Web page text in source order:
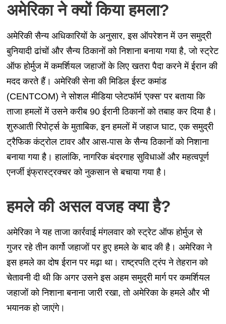
अमेरिका ने क्यों किया हमला?
अमेरिकी सैन्य अधिकारियों के अनुसार, इस ऑपरेशन में उन समुद्री
बुनियादी ढांचों और सैन्य ठिकानों को निशाना बनाया गया है, जो स्ट्रेट
ऑफ होर्मुज में कमर्शियल जहाजों के लिए खतरा पैदा करने में ईरान की
मदद करते हैं। अमेरिकी सेना की मिडिल ईस्ट कमांड
(CENTCOM) ने सोशल मीडिया प्लेटफॉर्म 'एक्स' पर बताया कि
ताजा हमलों में उसने करीब 90 ईरानी ठिकानों को तबाह कर दिया है।
शुरुआती रिपोर्ट्स के मुताबिक, इन हमलों में जहाज घाट, एक समुद्री
ट्रैफिक कंट्रोल टावर और आस-पास के सैन्य ठिकानों को निशाना
बनाया गया है। हालांकि, नागरिक बंदरगाह सुविधाओं और महत्वपूर्ण
एनर्जी इंफ्रास्ट्रक्चर को नुकसान से बचाया गया है।
हमले की असल वजह क्या है?
अमेरिका ने यह ताजा कार्रवाई मंगलवार को स्ट्रेट ऑफ होर्मुज से
गुजर रहे तीन कार्गो जहाजों पर हुए हमले के बाद की है। अमेरिका ने
इस हमले का दोष ईरान पर मढ़ा था। राष्ट्रपति ट्रंप ने तेहरान को
चेतावनी दी थी कि अगर उसने इस अहम समुद्री मार्ग पर कमर्शियल
जहाजों को निशाना बनाना जारी रखा, तो अमेरिका के हमले और भी
भयानक हो जाएंगे।